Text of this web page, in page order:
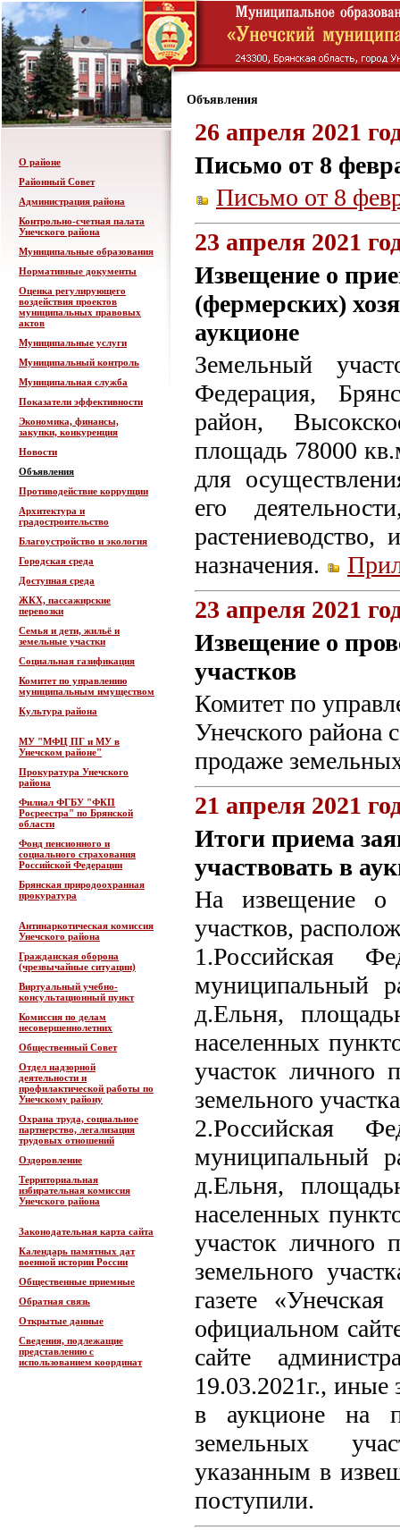
О районе
Районный Совет
Администрация района
Контрольно-счетная палата
Унечского района
Муниципальные образования
Нормативные документы
Оценка регулирующего
воздействия проектов
муниципальных правовых
актов
Муниципальные услуги
Муниципальный контроль
Муниципальная служба
Показатели эффективности
Экономика, финансы,
закупки, конкуренция
Новости
Объявления
Противодействие коррупции
Архитектура и
градостроительство
Благоустройство и экология
Городская среда
Доступная среда
ЖКХ, пассажирские
перевозки
Семья и дети, жильё и
земельные участки
Социальная газификация
Комитет по управлению
муниципальным имуществом
Культура района
МУ "МФЦ ПГ и МУ в
Унечском районе"
Прокуратура Унечского
района
Филиал ФГБУ "ФКП
Росреестра" по Брянской
области
Фонд пенсионного и
социального страхования
Российской Федерации
Брянская природоохранная
прокуратура
Антинаркотическая комиссия
Унечского района
Гражданская оборона
(чрезвычайные ситуации)
Виртуальный учебно-
консультационный пункт
Комиссия по делам
несовершеннолетних
Общественный Совет
Отдел надзорной
деятельности и
профилактической работы по
Унечскому району
Охрана труда, социальное
партнерство, легализация
трудовых отношений
Оздоровление
Территориальная
избирательная комиссия
Унечского района
Законодательная карта сайта
Календарь памятных дат
военной истории России
Общественные приемные
Обратная связь
Открытые данные
Сведения, подлежащие
представлению с
использованием координат
Объявления
26 апреля 2021
Письмо от 8
Письмо от 8
23 апреля 2021
Извещение о
(фермерских)
аукционе
Земельный
Федерация,
район,
площадь 78000
для
его
растениеводство,
назначения.
23 апреля 2021
Извещение о
участков
Комитет по
Унечского района
продаже
21 апреля 2021
Итоги приема
участвовать в
На извещение о
участков,
1.Российская
муниципальный
д.Ельня,
населенных
участок личного
земельного
2.Российская
муниципальный
д.Ельня,
населенных
участок личного
земельного
газете
официальном
сайте
19.03.2021г., иные
в аукционе на
земельных
указанным в
поступили.